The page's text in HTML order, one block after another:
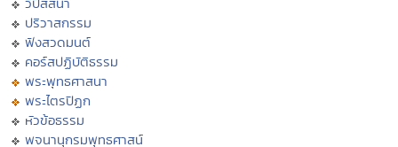
ปริวาสกรรม
ฟังสวดมนต์
คอร์สปฏิบัติธรรม
พระพุทธศาสนา
พระไตรปิฏก
หัวข้อธรรม
พจนานุกรมพุทธศาสน์